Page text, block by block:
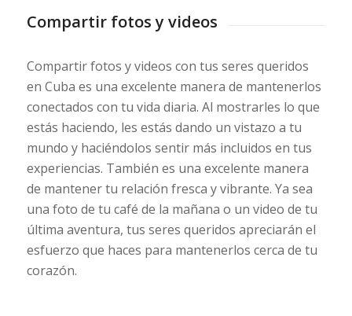
Compartir fotos y videos
Compartir fotos y videos con tus seres queridos
en Cuba es una excelente manera de mantenerlos
conectados con tu vida diaria. Al mostrarles lo que
estás haciendo, les estás dando un vistazo a tu
mundo y haciéndolos sentir más incluidos en tus
experiencias. También es una excelente manera
de mantener tu relación fresca y vibrante. Ya sea
una foto de tu café de la mañana o un video de tu
última aventura, tus seres queridos apreciarán el
esfuerzo que haces para mantenerlos cerca de tu
corazón.